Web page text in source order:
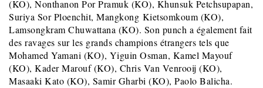
(KO), Nonthanon Por Pramuk (KO), Khunsuk Petchsupapan,
Suriya Sor Ploenchit, Mangkong Kietsomkoum (KO),
Lamsongkram Chuwattana (KO). Son punch a également fait
des ravages sur les grands champions étrangers tels que
Mohamed Yamani (KO), Yiguin Osman, Kamel Mayouf
(KO), Kader Marouf (KO), Chris Van Venrooij (KO),
Masaaki Kato (KO), Samir Gharbi (KO), Paolo Balicha.